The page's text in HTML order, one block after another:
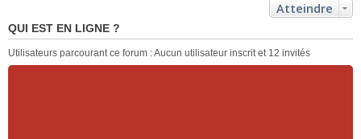
Atteindre
QUI EST EN LIGNE ?
Utilisateurs parcourant ce forum : Aucun utilisateur inscrit et 12 invités